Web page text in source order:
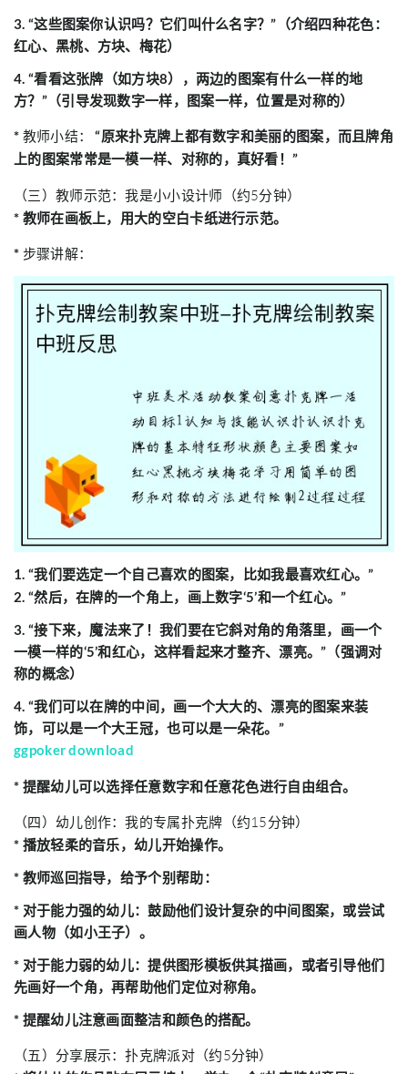
3. “这些图案你认识吗？它们叫什么名字？”（介绍四种花色：
红心、黑桃、方块、梅花）
4. “看看这张牌（如方块8），两边的图案有什么一样的地
方？”（引导发现数字一样，图案一样，位置是对称的）
* 教师小结：
“原来扑克牌上都有数字和美丽的图案，而且牌角
上的图案常常是一模一样、对称的，真好看！”
（三）教师示范：我是小小设计师（约5分钟）
* 教师在画板上，用大的空白卡纸进行示范。
* 步骤讲解：
1. “我们要选定一个自己喜欢的图案，比如我最喜欢红心。”
2. “然后，在牌的一个角上，画上数字‘5’和一个红心。”
3. “接下来，魔法来了！我们要在它斜对角的角落里，画一个
一模一样的‘5’和红心，这样看起来才整齐、漂亮。”（强调对
称的概念）
4. “我们可以在牌的中间，画一个大大的、漂亮的图案来装
饰，可以是一个大王冠，也可以是一朵花。”
ggpoker download
* 提醒幼儿可以选择任意数字和任意花色进行自由组合。
（四）幼儿创作：我的专属扑克牌（约15分钟）
* 播放轻柔的音乐，幼儿开始操作。
* 教师巡回指导，给予个别帮助：
* 对于能力强的幼儿：鼓励他们设计复杂的中间图案，或尝试
画人物（如小王子）。
* 对于能力弱的幼儿：提供图形模板供其描画，或者引导他们
先画好一个角，再帮助他们定位对称角。
* 提醒幼儿注意画面整洁和颜色的搭配。
（五）分享展示：扑克牌派对（约5分钟）